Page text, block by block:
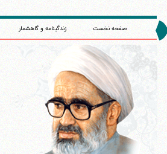
صفحه نخست زندگینامه و گاهشمار